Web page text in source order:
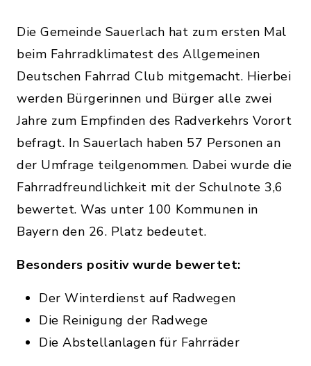
Die Gemeinde Sauerlach hat zum ersten Mal
beim Fahrradklimatest des Allgemeinen
Deutschen Fahrrad Club mitgemacht. Hierbei
werden Bürgerinnen und Bürger alle zwei
Jahre zum Empfinden des Radverkehrs Vorort
befragt. In Sauerlach haben 57 Personen an
der Umfrage teilgenommen. Dabei wurde die
Fahrradfreundlichkeit mit der Schulnote 3,6
bewertet. Was unter 100 Kommunen in
Bayern den 26. Platz bedeutet.
Besonders positiv wurde bewertet:
Der Winterdienst auf Radwegen
Die Reinigung der Radwege
Die Abstellanlagen für Fahrräder